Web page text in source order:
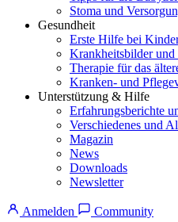
Stoma und
Gesundheit
Erste Hilfe bei
Krankheitsbilder und
Therapie für das
Kranken- und
Unterstützung & Hilfe
Erfahrungsberichte
Verschiedenes und
Magazin
News
Downloads
Newsletter
Anmelden
Community